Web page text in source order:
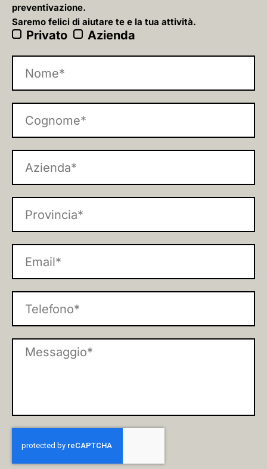
preventivazione.
Saremo felici di aiutare te e la tua attività.
Privato Azienda